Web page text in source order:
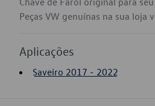
Peças VW genuínas na sua loja
Aplicações
Saveiro 2017 - 2022